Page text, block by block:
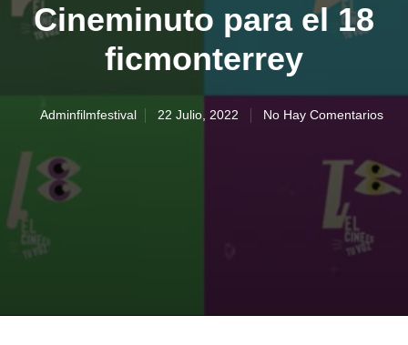
Cineminuto para el 18
ficmonterrey
Adminfilmfestival 22 Julio, 2022 No Hay Comentarios